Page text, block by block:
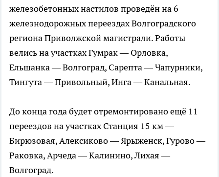
железобетонных настилов проведён на 6
железнодорожных переездах Волгоградского
региона Приволжской магистрали. Работы
велись на участках Гумрак — Орловка,
Ельшанка — Волгоград, Сарепта — Чапурники,
Тингута — Привольный, Инга — Канальная.
До конца года будет отремонтировано ещё 11
переездов на участках Станция 15 км —
Бирюзовая, Алексиково — Ярыженск, Гурово —
Раковка, Арчеда — Калинино, Лихая —
Волгоград.